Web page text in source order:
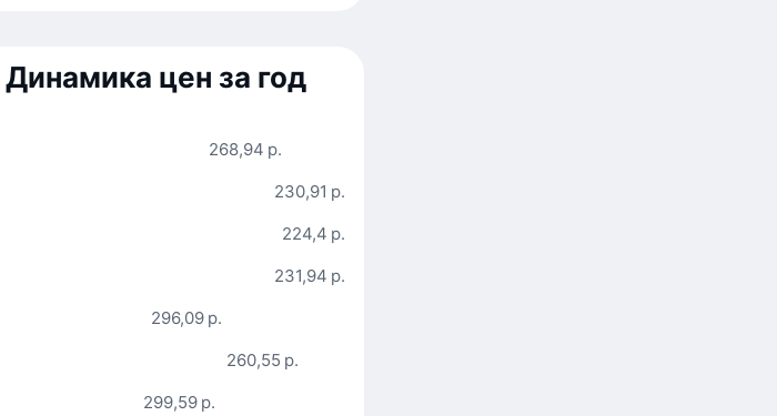
Динамика цен за год
268,94 р.
230,91 р.
224,4 р.
231,94 р.
296,09 р.
260,55 р.
299,59 р.